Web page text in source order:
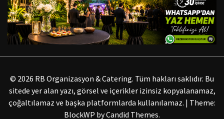
© 2026 RB Organizasyon & Catering. Tüm hakları saklıdır. Bu
sitede yer alan yazı, görsel ve içerikler izinsiz kopyalanamaz,
çoğaltılamaz ve başka platformlarda kullanılamaz. | Theme:
BlockWP byCandid Themes.